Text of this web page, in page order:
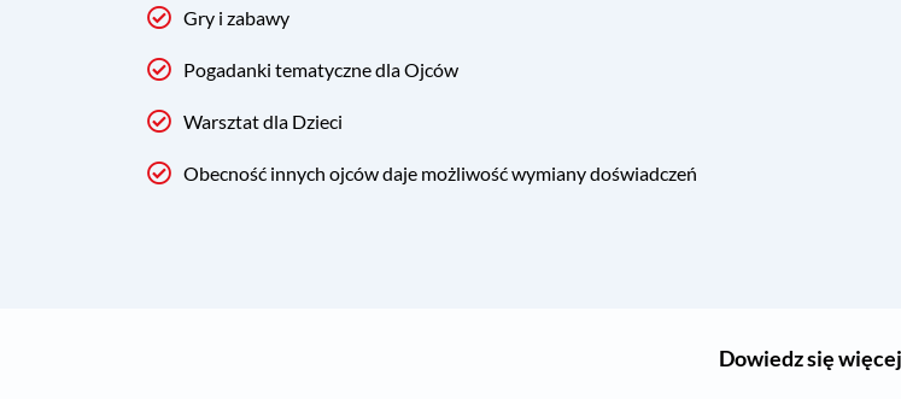
Gry i zabawy
Pogadanki tematyczne dla Ojców
Warsztat dla Dzieci
Obecność innych ojców daje możliwość wymiany doświadczeń
Dowiedz się więcej